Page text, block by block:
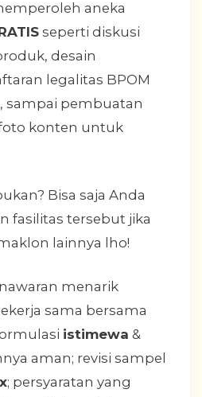
aneka
seperti diskusi
desain
legalitas BPOM
sampai pembuatan
konten untuk
Bisa saja Anda
fasilitas tersebut jika
lainnya lho!
menarik
sama bersama
istimewa &
aman; revisi sampel
; persyaratan yang